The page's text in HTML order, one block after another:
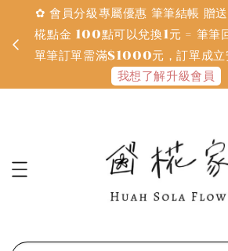
✿ 會員分級專屬優惠 筆筆結帳 贈
椛點金 100點可以兌換1元 = 筆筆
單筆訂單需滿$1000元，訂單成立
我想了解升級會員